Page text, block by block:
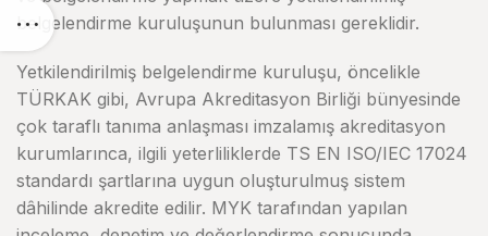
belgelendirme kuruluşunun bulunması gereklidir.
Yetkilendirilmiş belgelendirme kuruluşu, öncelikle
TÜRKAK gibi, Avrupa Akreditasyon Birliği bünyesinde
çok taraflı tanıma anlaşması imzalamış akreditasyon
kurumlarınca, ilgili yeterliliklerde TS EN ISO/IEC 17024
standardı şartlarına uygun oluşturulmuş sistem
dâhilinde akredite edilir. MYK tarafından yapılan